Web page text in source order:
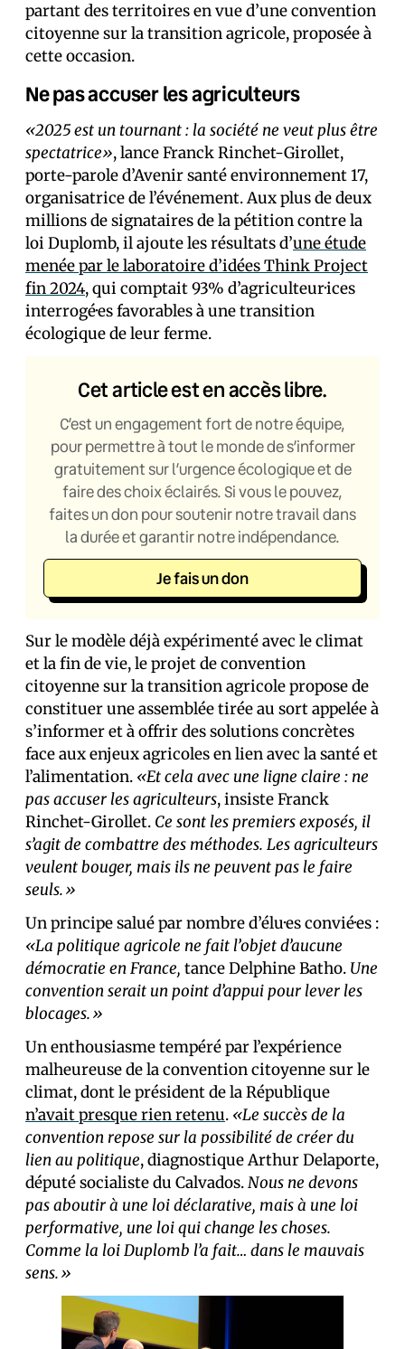
partant des territoires en vue d’une convention
citoyenne sur la transition agricole, proposée à
cette occasion.
Ne pas accuser les agriculteurs
«2025 est un tournant : la société ne veut plus être
spectatrice», lance Franck Rinchet-Girollet,
porte-parole d’Avenir santé environnement 17,
organisatrice de l’événement. Aux plus de deux
millions de signataires de la pétition contre la
loi Duplomb, il ajoute les résultats d’une étude
menée par le laboratoire d’idées Think Project
fin 2024, qui comptait 93% d’agriculteur·ices
interrogé·es favorables à une transition
écologique de leur ferme.
Cet article est en accès libre.
C’est un engagement fort de notre équipe,
pour permettre à tout le monde de s’informer
gratuitement sur l’urgence écologique et de
faire des choix éclairés. Si vous le pouvez,
faites un don pour soutenir notre travail dans
la durée et garantir notre indépendance.
Je fais un don
Sur le modèle déjà expérimenté avec le climat
et la fin de vie, le projet de convention
citoyenne sur la transition agricole propose de
constituer une assemblée tirée au sort appelée à
s’informer et à offrir des solutions concrètes
face aux enjeux agricoles en lien avec la santé et
l’alimentation. «Et cela avec une ligne claire : ne
pas accuser les agriculteurs, insiste Franck
Rinchet-Girollet. Ce sont les premiers exposés, il
s’agit de combattre des méthodes. Les agriculteurs
veulent bouger, mais ils ne peuvent pas le faire
seuls.»
Un principe salué par nombre d’élu·es convié·es :
«La politique agricole ne fait l’objet d’aucune
démocratie en France, tance Delphine Batho. Une
convention serait un point d’appui pour lever les
blocages.»
Un enthousiasme tempéré par l’expérience
malheureuse de la convention citoyenne sur le
climat, dont le président de la République
n’avait presque rien retenu. «Le succès de la
convention repose sur la possibilité de créer du
lien au politique, diagnostique Arthur Delaporte,
député socialiste du Calvados.Nous ne devons
pas aboutir à une loi déclarative, mais à une loi
performative, une loi qui change les choses.
Comme la loi Duplomb l’a fait… dans le mauvais
sens.»